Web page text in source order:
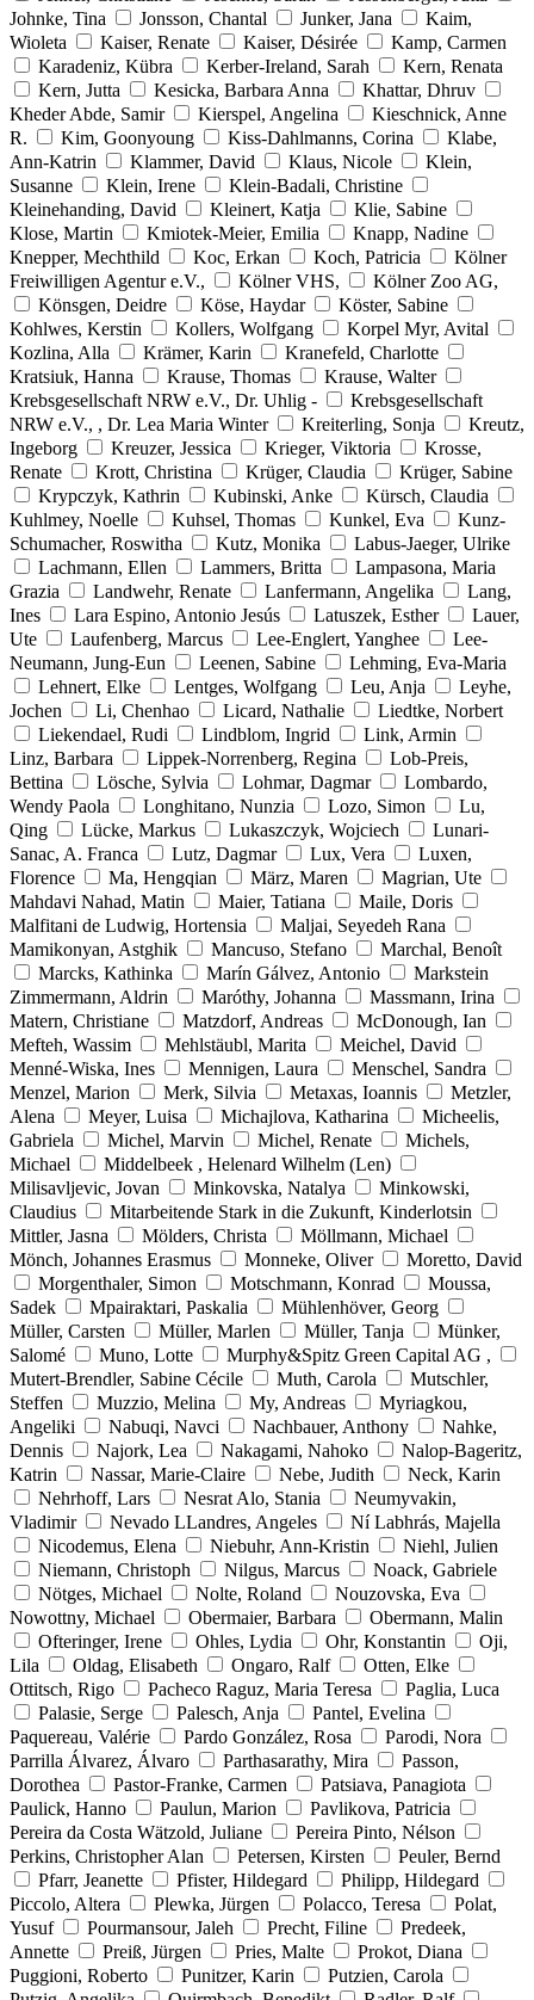
Johnke, Tina
Jonsson, Chantal Junker, Jana
Kaim,
Wioleta
Kaiser, Renate Kaiser, Désirée
Kamp, Carmen
Karadeniz, Kübra
Kerber-Ireland, Sarah
Kern, Renata
Kern, Jutta
Kesicka, Barbara Anna
Khattar, Dhruv
Kheder Abde, Samir
Kierspel, Angelina
Kieschnick, Anne
R.
Kim, Goonyoung Kiss-Dahlmanns, Corina
Klabe,
Ann-Katrin
Klammer, David Klaus, Nicole
Klein,
Susanne
Klein, Irene
Klein-Badali, Christine
Kleinehanding, David
Kleinert, Katja
Klie, Sabine
Klose, Martin
Kmiotek-Meier, Emilia
Knapp, Nadine
Knepper, Mechthild
Koc, Erkan Koch, Patricia
Kölner
Freiwilligen Agentur e.V.,
Kölner VHS,
Kölner Zoo AG,
Könsgen, Deidre
Köse, Haydar
Köster, Sabine
Kohlwes, Kerstin
Kollers, Wolfgang
Korpel Myr, Avital
Kozlina, Alla
Krämer, Karin
Kranefeld, Charlotte
Kratsiuk, Hanna
Krause, Thomas
Krause, Walter
Krebsgesellschaft NRW e.V., Dr. Uhlig -
Krebsgesellschaft
NRW e.V., , Dr. Lea Maria Winter
Kreiterling, Sonja
Kreutz,
Ingeborg
Kreuzer, Jessica Krieger, Viktoria
Krosse,
Renate
Krott, Christina Krüger, Claudia
Krüger, Sabine
Krypczyk, Kathrin
Kubinski, Anke
Kürsch, Claudia
Kuhlmey, Noelle
Kuhsel, Thomas Kunkel, Eva
Kunz-
Schumacher, Roswitha
Kutz, Monika
Labus-Jaeger, Ulrike
Lachmann, Ellen
Lammers, Britta
Lampasona, Maria
Grazia
Landwehr, Renate Lanfermann, Angelika
Lang,
Ines
Lara Espino, Antonio Jesús Latuszek, Esther
Lauer,
Ute
Laufenberg, Marcus Lee-Englert, Yanghee
Lee-
Neumann, Jung-Eun
Leenen, Sabine
Lehming, Eva-Maria
Lehnert, Elke
Lentges, Wolfgang Leu, Anja
Leyhe,
Jochen
Li, Chenhao Licard, Nathalie
Liedtke, Norbert
Liekendael, Rudi
Lindblom, Ingrid
Link, Armin
Linz, Barbara
Lippek-Norrenberg, Regina
Lob-Preis,
Bettina
Lösche, Sylvia Lohmar, Dagmar
Lombardo,
Wendy Paola
Longhitano, Nunzia Lozo, Simon
Lu,
Qing
Lücke, Markus Lukaszczyk, Wojciech
Lunari-
Sanac, A. Franca
Lutz, Dagmar Lux, Vera
Luxen,
Florence
Ma, Hengqian März, Maren
Magrian, Ute
Mahdavi Nahad, Matin
Maier, Tatiana
Maile, Doris
Malfitani de Ludwig, Hortensia
Maljai, Seyedeh Rana
Mamikonyan, Astghik
Mancuso, Stefano
Marchal, Benoît
Marcks, Kathinka
Marín Gálvez, Antonio
Markstein
Zimmermann, Aldrin
Maróthy, Johanna
Massmann, Irina
Matern, Christiane
Matzdorf, Andreas
McDonough, Ian
Mefteh, Wassim
Mehlstäubl, Marita
Meichel, David
Menné-Wiska, Ines
Mennigen, Laura
Menschel, Sandra
Menzel, Marion
Merk, Silvia Metaxas, Ioannis
Metzler,
Alena
Meyer, Luisa Michajlova, Katharina
Micheelis,
Gabriela
Michel, Marvin Michel, Renate
Michels,
Michael
Middelbeek , Helenard Wilhelm (Len)
Milisavljevic, Jovan
Minkovska, Natalya
Minkowski,
Claudius
Mitarbeitende Stark in die Zukunft, Kinderlotsin
Mittler, Jasna
Mölders, Christa
Möllmann, Michael
Mönch, Johannes Erasmus
Monneke, Oliver
Moretto, David
Morgenthaler, Simon
Motschmann, Konrad
Moussa,
Sadek
Mpairaktari, Paskalia
Mühlenhöver, Georg
Müller, Carsten
Müller, Marlen Müller, Tanja
Münker,
Salomé
Muno, Lotte
Murphy&Spitz Green Capital AG ,
Mutert-Brendler, Sabine Cécile
Muth, Carola
Mutschler,
Steffen
Muzzio, Melina My, Andreas
Myriagkou,
Angeliki
Nabuqi, Navci Nachbauer, Anthony
Nahke,
Dennis
Najork, Lea Nakagami, Nahoko
Nalop-Bageritz,
Katrin
Nassar, Marie-Claire Nebe, Judith
Neck, Karin
Nehrhoff, Lars
Nesrat Alo, Stania
Neumyvakin,
Vladimir
Nevado LLandres, Angeles
Ní Labhrás, Majella
Nicodemus, Elena
Niebuhr, Ann-Kristin
Niehl, Julien
Niemann, Christoph
Nilgus, Marcus
Noack, Gabriele
Nötges, Michael
Nolte, Roland
Nouzovska, Eva
Nowottny, Michael
Obermaier, Barbara
Obermann, Malin
Ofteringer, Irene
Ohles, Lydia Ohr, Konstantin
Oji,
Lila
Oldag, Elisabeth Ongaro, Ralf
Otten, Elke
Ottitsch, Rigo
Pacheco Raguz, Maria Teresa
Paglia, Luca
Palasie, Serge
Palesch, Anja
Pantel, Evelina
Paquereau, Valérie
Pardo González, Rosa
Parodi, Nora
Parrilla Álvarez, Álvaro
Parthasarathy, Mira
Passon,
Dorothea
Pastor-Franke, Carmen
Patsiava, Panagiota
Paulick, Hanno
Paulun, Marion
Pavlikova, Patricia
Pereira da Costa Wätzold, Juliane
Pereira Pinto, Nélson
Perkins, Christopher Alan
Petersen, Kirsten
Peuler, Bernd
Pfarr, Jeanette
Pfister, Hildegard
Philipp, Hildegard
Piccolo, Altera
Plewka, Jürgen Polacco, Teresa
Polat,
Yusuf
Pourmansour, Jaleh Precht, Filine
Predeek,
Annette
Preiß, Jürgen Pries, Malte
Prokot, Diana
Puggioni, Roberto
Punitzer, Karin
Putzien, Carola